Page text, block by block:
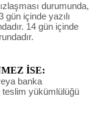
durumunda,
gün içinde yazılı
14 gün içinde
İSE:
banka
teslim yükümlülüğü